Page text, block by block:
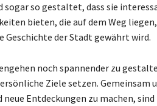
sogar so gestaltet, dass sie
bieten, die auf dem Weg
der Stadt gewährt wird.
noch spannender zu
Ziele setzen. Gemeinsam
Entdeckungen zu machen,